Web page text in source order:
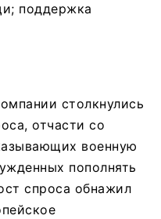
поддержка
столкнулись
отчасти со
военную
пополнять
спроса обнажил